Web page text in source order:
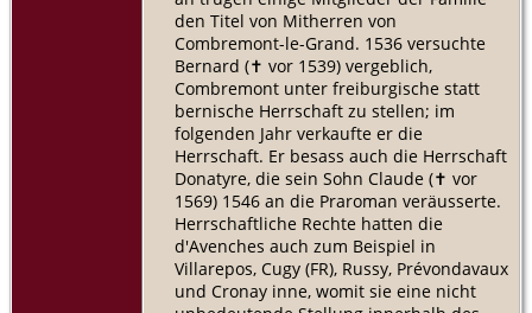
den Titel von Mitherren von
Combremont-le-Grand. 1536 versuchte
Bernard (​✝︎ vor 1539) vergeblich,
Combremont unter freiburgische statt
bernische Herrschaft zu stellen; im
folgenden Jahr verkaufte er die
Herrschaft. Er besass auch die Herrschaft
Donatyre, die sein Sohn Claude (​✝︎ vor
1569) 1546 an die Praroman veräusserte.
Herrschaftliche Rechte hatten die
d'Avenches auch zum Beispiel in
Villarepos, Cugy (FR), Russy, Prévondavaux
und Cronay inne, womit sie eine nicht